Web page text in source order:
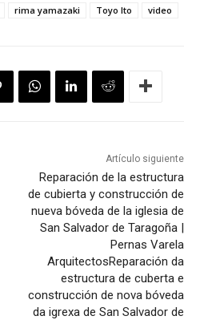
rima yamazaki Toyo Ito video
Artículo siguiente
Reparación de la estructura
de cubierta y construcción de
nueva bóveda de la iglesia de
San Salvador de Taragoña |
Pernas Varela
ArquitectosReparación da
estructura de cuberta e
construcción de nova bóveda
da igrexa de San Salvador de